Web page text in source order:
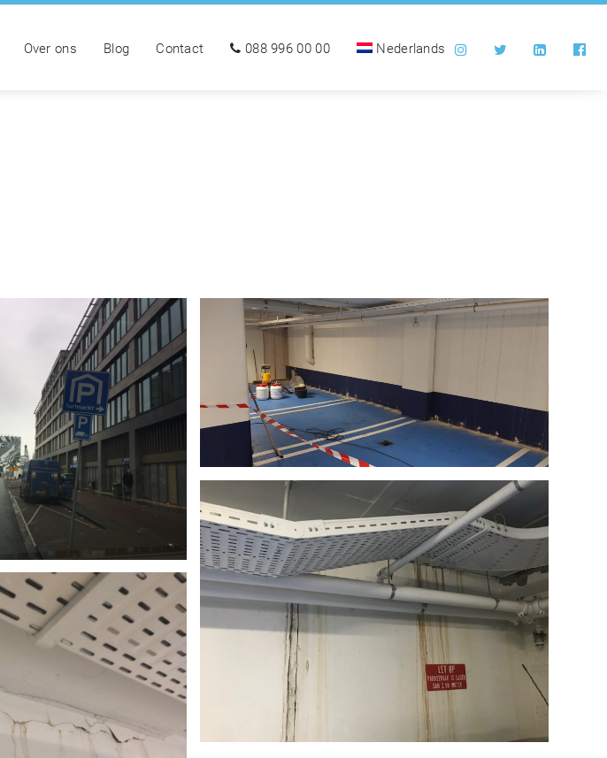
Over ons Blog Contact 088 996 00 00 Nederlands